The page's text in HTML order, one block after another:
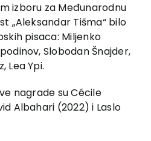
izboru za Međunarodnu
„Aleksandar Tišma“ bilo
pisaca: Miljenko
Slobodan Šnajder,
Lea Ypi.
nagrade suCécile
Albahari (2022) i Laslo